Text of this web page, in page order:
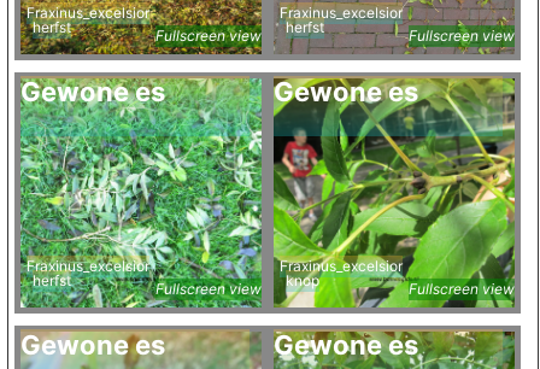
Fraxinus_excelsior
herfst
Fullscreen view
Fraxinus_excelsior
herfst
Fullscreen view
Gewone es
Fraxinus_excelsior
herfst
Fullscreen view
Gewone es
Fraxinus_excelsior
knop
Fullscreen view
Gewone es Gewone es